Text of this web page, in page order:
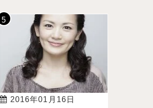
2016年01月16日